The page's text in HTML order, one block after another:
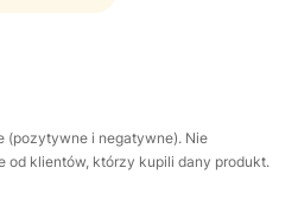
(pozytywne i negatywne). Nie
od klientów, którzy kupili dany produkt.